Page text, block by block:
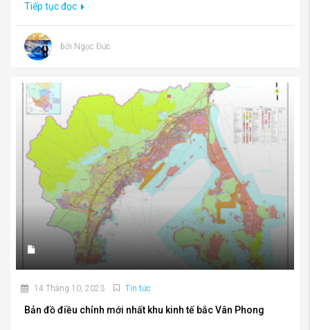
Tiếp tục đọc
bởi Ngọc Đức
14 Tháng 10, 2023 Tin tức
Bản đồ điều chỉnh mới nhất khu kinh tế bắc Vân Phong